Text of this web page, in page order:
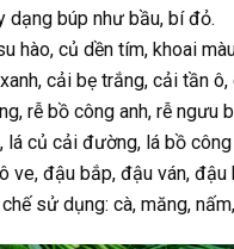
dạng búp như bầu, bí đỏ.
hào, củ dền tím, khoai
cải bẹ trắng, cải tần
rễ bồ công anh, rễ ngưu
củ cải đường, lá bồ công
ve, đậu bắp, đậu ván, đậu
sử dụng: cà, măng,